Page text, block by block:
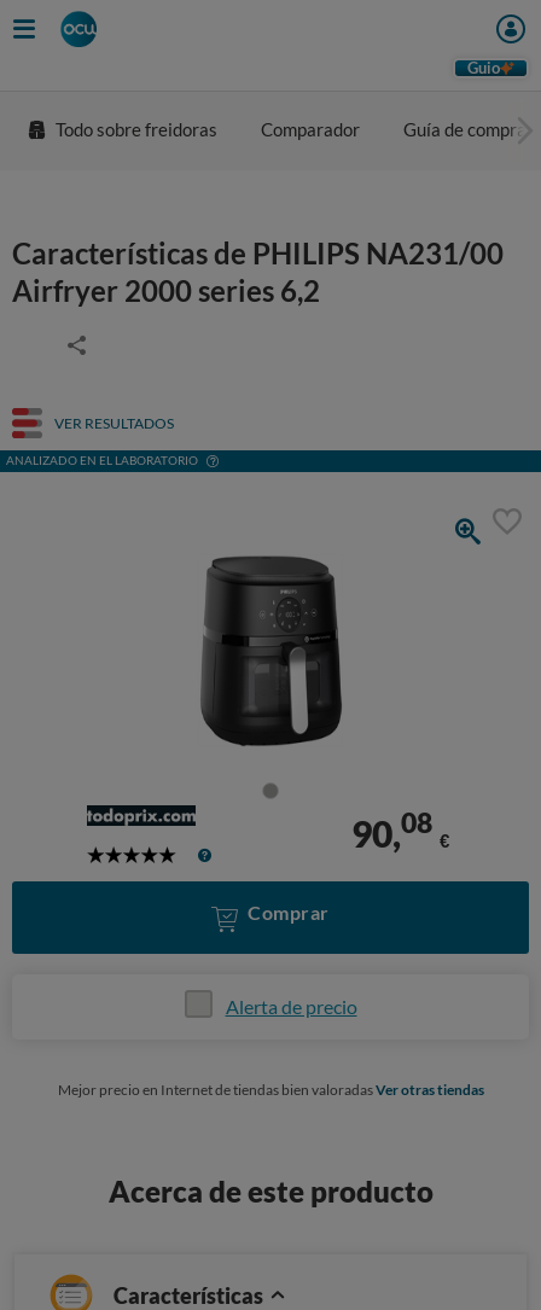
Guio
Todo sobre freidoras Comparador Guía de compra
Características de PHILIPS NA231/00
Airfryer 2000 series 6,2
VER RESULTADOS
ANALIZADO EN EL LABORATORIO
5
90,08
€
Comprar
Alerta de precio
Mejor precio en Internet de tiendas bien valoradasVer otras tiendas
Acerca de este producto
Características